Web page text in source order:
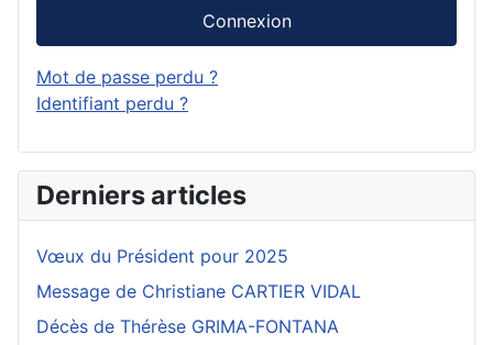
Connexion
Mot de passe perdu ?
Identifiant perdu ?
Derniers articles
Vœux du Président pour 2025
Message de Christiane CARTIER VIDAL
Décès de Thérèse GRIMA-FONTANA